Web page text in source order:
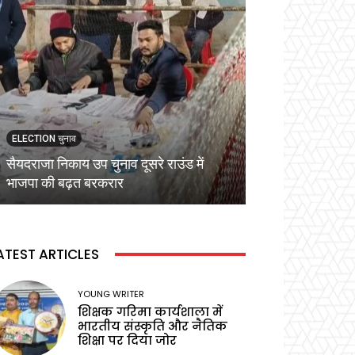
ELECTION चुनाव
सैयदराजा निकाय उप चुनाव दूसरे राउंड में
भाजपा की बढ़त बरकरार
ARTICLES
YOUNG WRITER
शिक्षक गरिमा कार्यशाला में
भारतीय संस्कृति और नैतिक
शिक्षा पर दिया जोर